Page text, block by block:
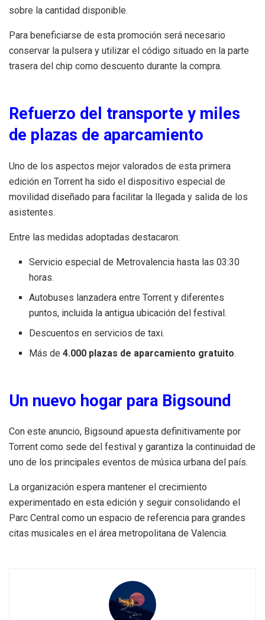
sobre la cantidad disponible.
Para beneficiarse de esta promoción será necesario
conservar la pulsera y utilizar el código situado en la parte
trasera del chip como descuento durante la compra.
Refuerzo del transporte y miles
de plazas de aparcamiento
Uno de los aspectos mejor valorados de esta primera
edición en Torrent ha sido el dispositivo especial de
movilidad diseñado para facilitar la llegada y salida de los
asistentes.
Entre las medidas adoptadas destacaron:
Servicio especial de Metrovalencia hasta las 03:30
horas.
Autobuses lanzadera entre Torrent y diferentes
puntos, incluida la antigua ubicación del festival.
Descuentos en servicios de taxi.
Más de4.000 plazas de aparcamiento gratuito.
Un nuevo hogar para Bigsound
Con este anuncio, Bigsound apuesta definitivamente por
Torrent como sede del festival y garantiza la continuidad de
uno de los principales eventos de música urbana del país.
La organización espera mantener el crecimiento
experimentado en esta edición y seguir consolidando el
Parc Central como un espacio de referencia para grandes
citas musicales en el área metropolitana de Valencia.